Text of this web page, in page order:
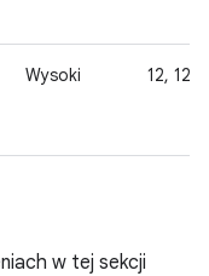
Wysoki 12, 12L,
w tej sekcji